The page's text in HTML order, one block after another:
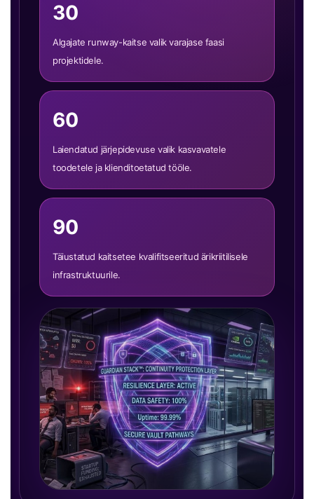
30
Algajate runway-kaitse valik varajase faasi
projektidele.
60
Laiendatud järjepidevuse valik kasvavatele
toodetele ja klienditoetatud tööle.
90
Täiustatud kaitsetee kvalifitseeritud ärikriitilisele
infrastruktuurile.